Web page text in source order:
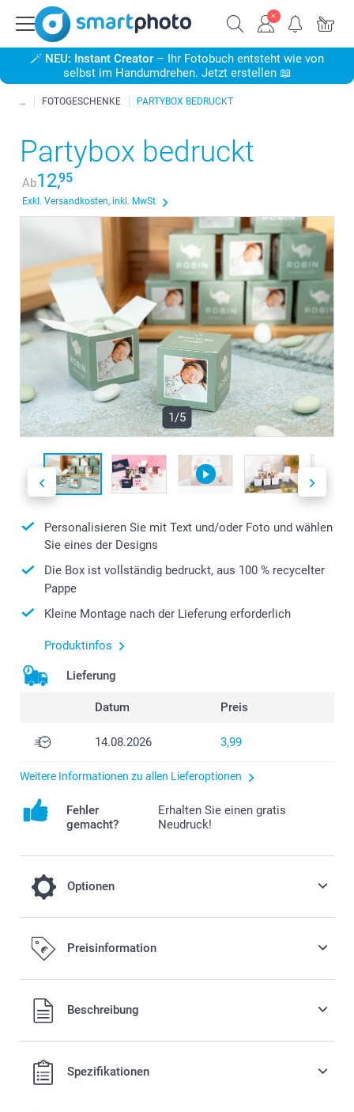
🪄 NEU: Instant Creator – Ihr Fotobuch entsteht wie von
selbst im Handumdrehen. Jetzt erstellen 📖
FOTOGESCHENKE PARTYBOX BEDRUCKT
Partybox bedruckt
Ab12,95
Exkl. Versandkosten, inkl. MwSt
1/5
Personalisieren Sie mit Text und/oder Foto und wählen
Sie eines der Designs
Die Box ist vollständig bedruckt, aus 100 % recycelter
Pappe
Kleine Montage nach der Lieferung erforderlich
Produktinfos
Lieferung
Datum Preis
14.08.2026 3,99
Weitere Informationen zu allen Lieferoptionen
Fehler
gemacht?
Erhalten Sie einen gratis
Neudruck!
Optionen
Füllen Sie Ihre Schachteln mit leckeren
Süssigkeiten!
Ab 10,00/Stück
Verteilen Sie Ihre Schachteln mit leckeren und süssen
Süßigkeiten.
Preisinformation
Alle Preise verstehen sich in EURO (€) inkl. MwSt. und zzgl.
Versandkosten.Beschreibung
Spezifikationen